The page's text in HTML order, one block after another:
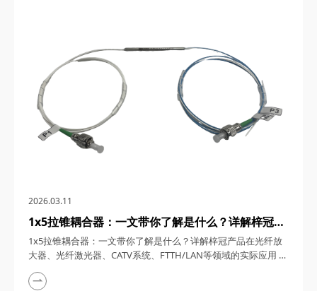
2026.03.11
1x5拉锥耦合器：一文带你了解是什么？详解梓冠产
品在光纤放大器、光纤激光器、CATV系统、
FTTH/LAN等领域的实际应用
1x5拉锥耦合器：一文带你了解是什么？详解梓冠产品在光纤放
大器、光纤激光器、CATV系统、FTTH/LAN等领域的实际应用
1x5拉锥耦合器，在光纤通信与传感技术迅猛发展的今天，凭借
其独特的设计、卓越的性能以及广泛的应用场景，成为了光纤网